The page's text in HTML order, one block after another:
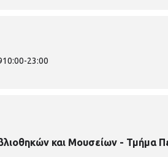
10:00-23:00
και Μουσείων - Τμήμα